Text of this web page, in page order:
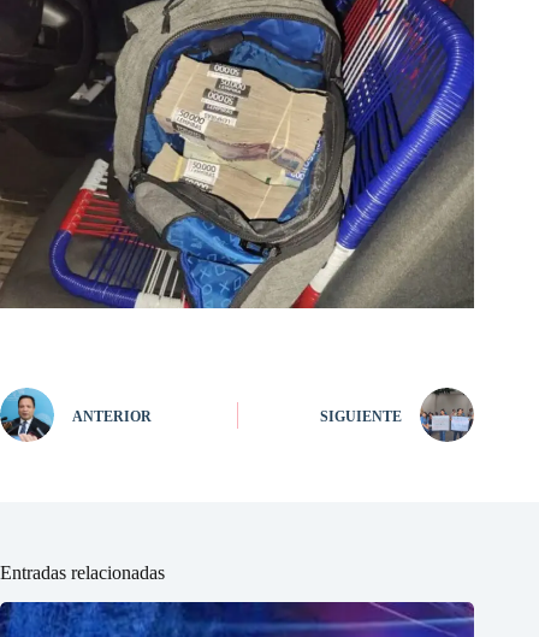
ANTERIOR SIGUIENTE
Entradas relacionadas